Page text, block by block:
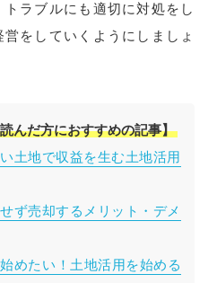
トラブルにも適切に対処をし
をしていくようにしましょ
んだ方におすすめの記事】
土地で収益を生む土地活用
ず売却するメリット・デメ
めたい！土地活用を始める